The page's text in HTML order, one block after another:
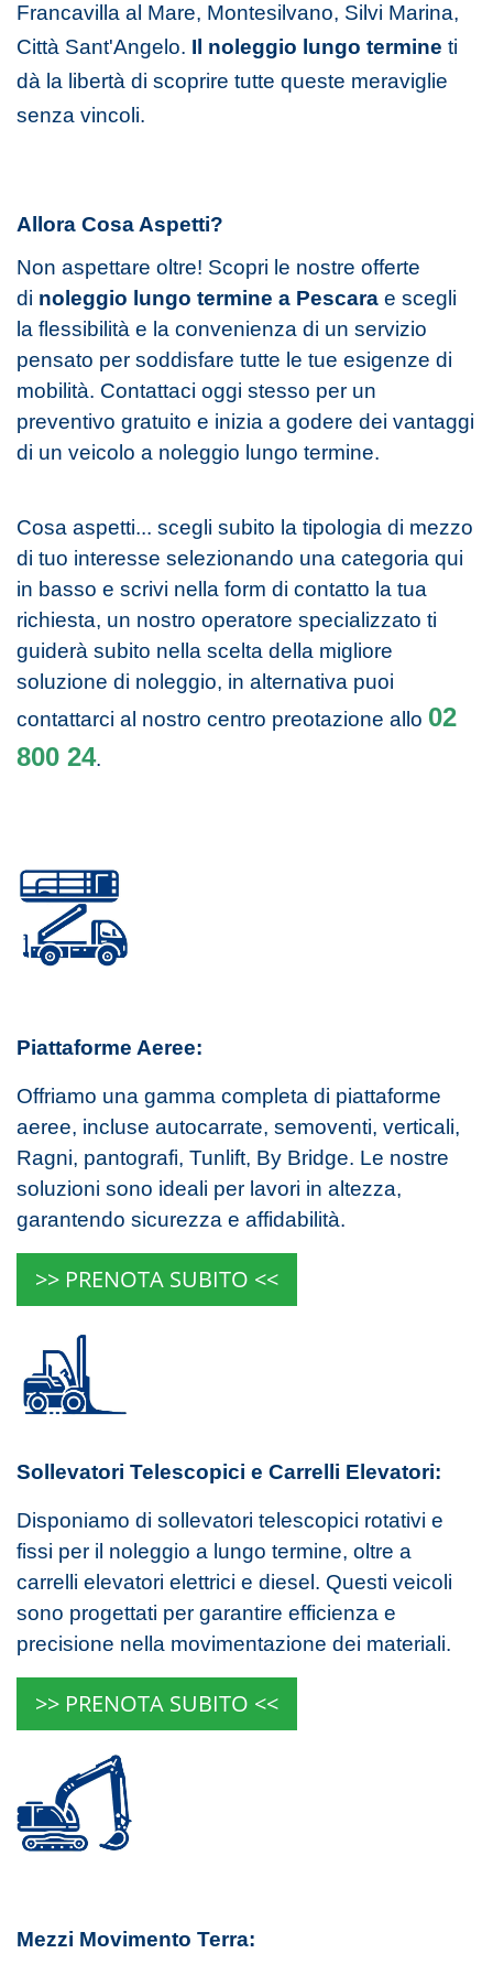
Francavilla al Mare, Montesilvano, Silvi Marina,
Città Sant'Angelo. Il noleggio lungo termine ti
dà la libertà di scoprire tutte queste meraviglie
senza vincoli.
Allora Cosa Aspetti?
Non aspettare oltre! Scopri le nostre offerte
di noleggio lungo termine a Pescara e scegli
la flessibilità e la convenienza di un servizio
pensato per soddisfare tutte le tue esigenze di
mobilità. Contattaci oggi stesso per un
preventivo gratuito e inizia a godere dei vantaggi
di un veicolo a noleggio lungo termine.
Cosa aspetti... scegli subito la tipologia di mezzo
di tuo interesse selezionando una categoria qui
in basso e scrivi nella form di contatto la tua
richiesta, un nostro operatore specializzato ti
guiderà subito nella scelta della migliore
soluzione di noleggio, in alternativa puoi
contattarci al nostro centro preotazione allo 02
800 24.
Piattaforme Aeree:
Offriamo una gamma completa di piattaforme
aeree, incluse autocarrate, semoventi, verticali,
Ragni, pantografi, Tunlift, By Bridge. Le nostre
soluzioni sono ideali per lavori in altezza,
garantendo sicurezza e affidabilità.
>> PRENOTA SUBITO <<
Sollevatori Telescopici e Carrelli Elevatori:
Disponiamo di sollevatori telescopici rotativi e
fissi per il noleggio a lungo termine, oltre a
carrelli elevatori elettrici e diesel. Questi veicoli
sono progettati per garantire efficienza e
precisione nella movimentazione dei materiali.
>> PRENOTA SUBITO <<
Mezzi Movimento Terra: